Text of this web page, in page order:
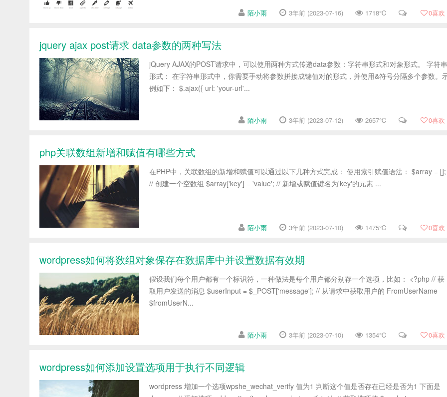
陌小雨 3年前 (2023-07-16) 1718℃ 0喜欢
jquery ajax post请求 data参数的两种写法
jQuery AJAX的POST请求中，可以使用两种方式传递data参数：字符串形式和对象形式。 字符串
形式： 在字符串形式中，你需要手动将参数拼接成键值对的形式，并使用&符号分隔多个参数。
例如下： $.ajax({ url: 'your-url'...
陌小雨 3年前 (2023-07-12) 2657℃ 0喜欢
php关联数组新增和赋值有哪些方式
在PHP中，关联数组的新增和赋值可以通过以下几种方式完成： 使用索引赋值语法： $array = [];
// 创建一个空数组 $array['key'] = 'value'; // 新增或赋值键名为'key'的元素 ...
陌小雨 3年前 (2023-07-10) 1475℃ 0喜欢
wordpress如何将数组对象保存在数据库中并设置数据有效期
假设我们每个用户都有一个标识符，一种做法是每个用户都分别存一个选项，比如： <?php // 获
取用户发送的消息 $userInput = $_POST['message']; // 从请求中获取用户的 FromUserName
$fromUserN...
陌小雨 3年前 (2023-07-10) 1354℃ 0喜欢
wordpress如何添加设置选项用于执行不同逻辑
wordpress 增加一个选项wpshe_wechat_verify 值为1 判断这个值是否存在已经是否为1 下面是